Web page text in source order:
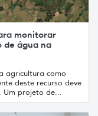
monitorar
de água na
agricultura como
deste recurso deve
Um projeto de...